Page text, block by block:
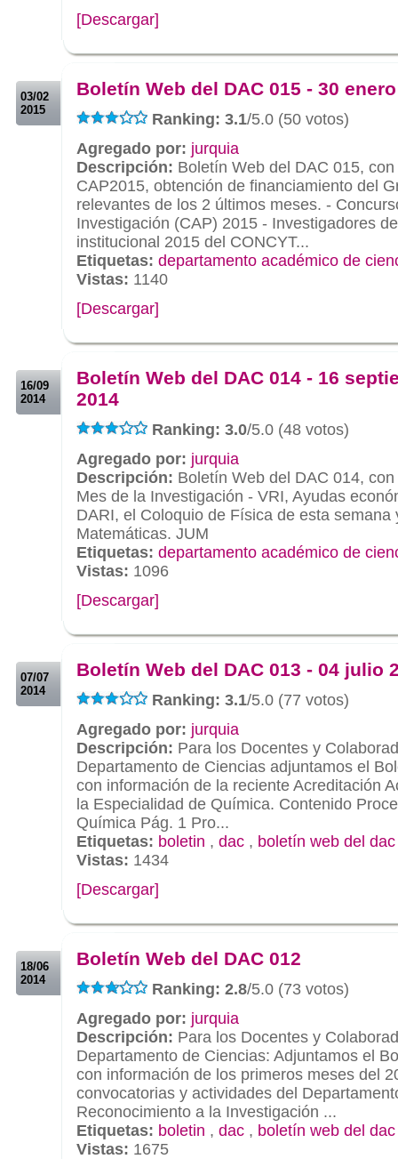
[Descargar]
03/02
2015
Boletín Web del DAC 015 - 30
Ranking: 3.1/5.0 (50 votos)
Agregado por: jurquia
Descripción: Boletín Web del DAC 015,
CAP2015, obtención de financiamiento del
relevantes de los 2 últimos meses. -
Investigación (CAP) 2015 - Investigadores
institucional 2015 del CONCYT...
Etiquetas: departamento académico de
Vistas: 1140
[Descargar]
16/09
2014
Boletín Web del DAC 014 - 16
2014
Ranking: 3.0/5.0 (48 votos)
Agregado por: jurquia
Descripción: Boletín Web del DAC 014,
Mes de la Investigación - VRI, Ayudas
DARI, el Coloquio de Física de esta semana
Matemáticas. JUM
Etiquetas: departamento académico de
Vistas: 1096
[Descargar]
07/07
2014
Boletín Web del DAC 013 - 04 julio
Ranking: 3.1/5.0 (77 votos)
Agregado por: jurquia
Descripción: Para los Docentes y
Departamento de Ciencias adjuntamos el
con información de la reciente Acreditación
la Especialidad de Química. Contenido
Química Pág. 1 Pro...
Etiquetas: boletin , dac , boletín web del dac
Vistas: 1434
[Descargar]
18/06
2014
Boletín Web del DAC 012
Ranking: 2.8/5.0 (73 votos)
Agregado por: jurquia
Descripción: Para los Docentes y
Departamento de Ciencias: Adjuntamos el
con información de los primeros meses del
convocatorias y actividades del
Reconocimiento a la Investigación ...
Etiquetas: boletin , dac , boletín web del dac
Vistas: 1675